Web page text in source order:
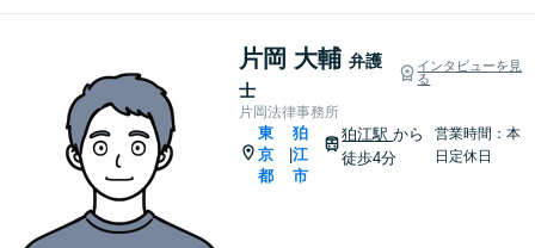
片岡 大輔 弁護
士
インタビューを見
る
片岡法律事務所
東
京
都
狛
江
市
狛江駅から
徒歩4分
営業時間：本
日定休日